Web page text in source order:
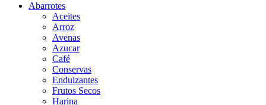
Abarrotes
Aceites
Arroz
Avenas
Azucar
Café
Conservas
Endulzantes
Frutos Secos
Harina